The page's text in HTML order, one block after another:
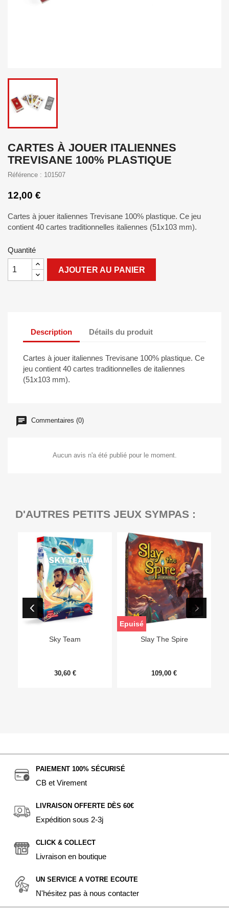
CARTES À JOUER ITALIENNES
TREVISANE 100% PLASTIQUE
Référence : 101507
12,00 €
Cartes à jouer italiennes Trevisane 100% plastique. Ce jeu
contient 40 cartes traditionnelles italiennes (51x103 mm).
Quantité
AJOUTER AU PANIER
Description Détails du produit
Cartes à jouer italiennes Trevisane 100% plastique. Ce
jeu contient 40 cartes traditionnelles de italiennes
(51x103 mm).
Commentaires (0)
Aucun avis n'a été publié pour le moment.
D'AUTRES PETITS JEUX SYMPAS :
Sky Team
30,60 €
Slay The Spire
109,00 €
Epuisé
PAIEMENT 100% SÉCURISÉ
CB et Virement
LIVRAISON OFFERTE DÈS 60€
Expédition sous 2-3j
CLICK & COLLECT
Livraison en boutique
UN SERVICE A VOTRE ECOUTE
N'hésitez pas à nous contacter